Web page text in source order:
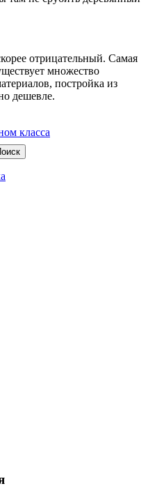
отрицательный. Самая
множество
постройка из
дешевле.
класса